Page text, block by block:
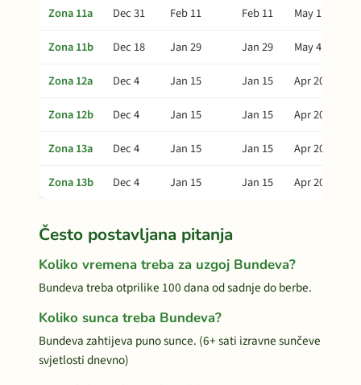
Zona 11a Dec 31 Feb 11 Feb 11
May 17
Zona 11b
Dec 18 Jan 29 Jan 29
May 4
Zona 12a
Dec 4 Jan 15 Jan 15
Apr 20
Zona 12b
Dec 4 Jan 15 Jan 15
Apr 20
Zona 13a
Dec 4 Jan 15 Jan 15
Apr 20
Zona 13b
Dec 4 Jan 15 Jan 15 Apr 20
Često postavljana pitanja
Koliko vremena treba za uzgoj Bundeva?
Bundeva treba otprilike 100 dana od sadnje do berbe.
Koliko sunca treba Bundeva?
Bundeva zahtijeva puno sunce. (6+ sati izravne sunčeve
svjetlosti dnevno)